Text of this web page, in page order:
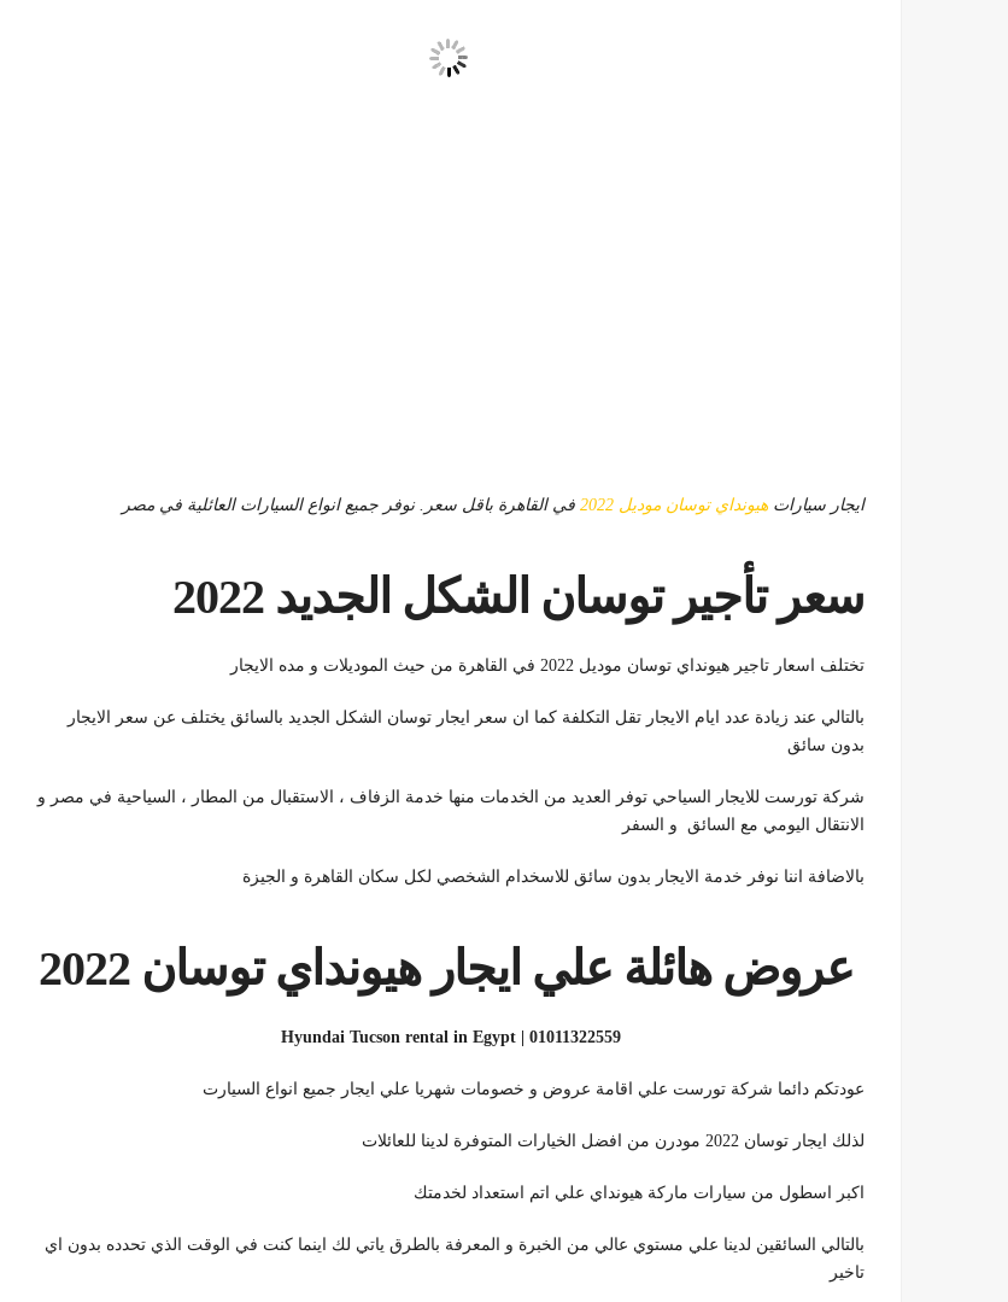
ايجار سيارات هيونداي توسان موديل 2022 في القاهرة باقل سعر. نوفر جميع انواع السيارات العائلية في مصر
سعر تأجير توسان الشكل الجديد 2022
تختلف اسعار تاجير هيونداي توسان موديل 2022 في القاهرة من حيث الموديلات و مده الايجار
بالتالي عند زيادة عدد ايام الايجار تقل التكلفة كما ان سعر ايجار توسان الشكل الجديد بالسائق يختلف عن سعر الايجار
بدون سائق
شركة تورست للايجار السياحي توفر العديد من الخدمات منها خدمة الزفاف ، الاستقبال من المطار ، السياحية في مصر و
الانتقال اليومي مع السائق و السفر
بالاضافة اننا نوفر خدمة الايجار بدون سائق للاسخدام الشخصي لكل سكان القاهرة و الجيزة
عروض هائلة علي ايجار هيونداي توسان 2022
Hyundai Tucson rental in Egypt | 01011322559
عودتكم دائما شركة تورست علي اقامة عروض و خصومات شهريا علي ايجار جميع انواع السيارت
لذلك ايجار توسان 2022 مودرن من افضل الخيارات المتوفرة لدينا للعائلات
اكبر اسطول من سيارات ماركة هيونداي علي اتم استعداد لخدمتك
بالتالي السائقين لدينا علي مستوي عالي من الخبرة و المعرفة بالطرق ياتي لك اينما كنت في الوقت الذي تحدده بدون اي
تاخير